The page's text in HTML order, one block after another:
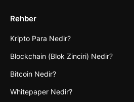
Rehber
Kripto Para Nedir?
Blockchain (Blok Zinciri) Nedir?
Bitcoin Nedir?
Whitepaper Nedir?